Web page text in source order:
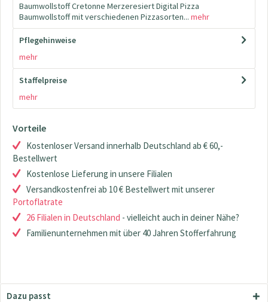
Baumwollstoff Cretonne Merzeresiert Digital Pizza
Baumwollstoff mit verschiedenen Pizzasorten... mehr
Pflegehinweise
mehr
Staffelpreise
mehr
Vorteile
Kostenloser Versand innerhalb Deutschland ab € 60,-
Bestellwert
Kostenlose Lieferung in unsere Filialen
Versandkostenfrei ab 10 € Bestellwert mit unserer
Portoflatrate
26 Filialen in Deutschland - vielleicht auch in deiner Nähe?
Familienunternehmen mit über 40 Jahren Stofferfahrung
Dazu passt